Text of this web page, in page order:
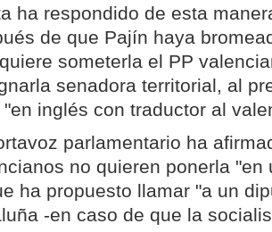
ha respondido de esta
de que Pajín haya
someterla el PP
senadora territorial, al
"en inglés con traductor al
parlamentario ha
no quieren ponerla "en
ha propuesto llamar "a un
-en caso de que la